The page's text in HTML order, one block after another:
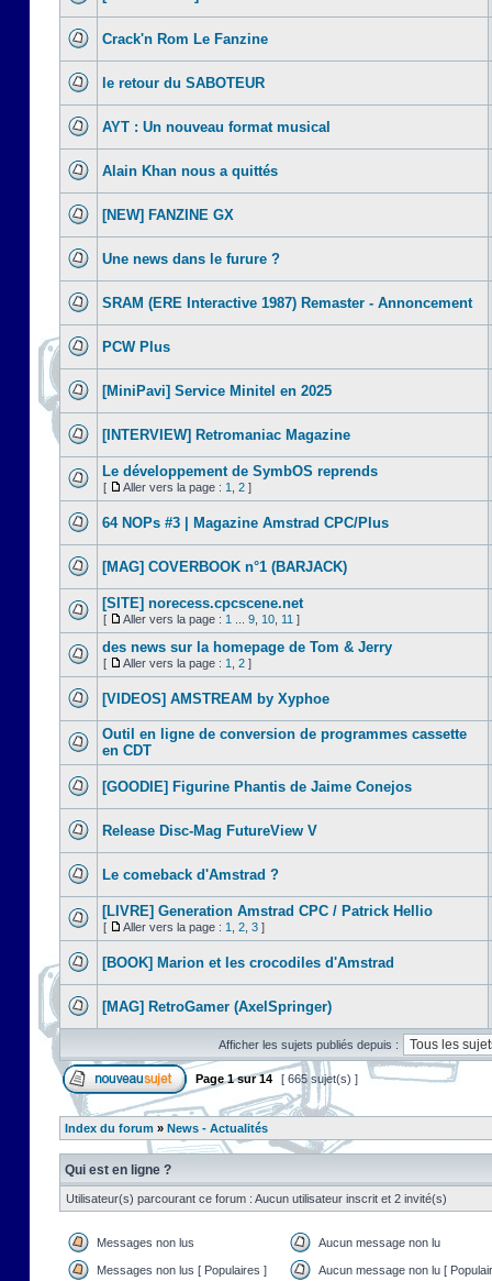
Crack'n Rom Le Fanzine
le retour du SABOTEUR
AYT : Un nouveau format musical
Alain Khan nous a quittés
[NEW] FANZINE GX
Une news dans le furure ?
SRAM (ERE Interactive 1987) Remaster - Annoncement
PCW Plus
[MiniPavi] Service Minitel en 2025
[INTERVIEW] Retromaniac Magazine
Le développement de SymbOS reprends
[ Aller vers la page : 1 2 ]
64 NOPs #3 | Magazine Amstrad CPC/Plus
[MAG] COVERBOOK n°1 (BARJACK)
[SITE] norecess.cpcscene.net
[ Aller vers la page : 1 9 10 11 ]
des news sur la homepage de Tom & Jerry
[ Aller vers la page : 1 2 ]
[VIDEOS] AMSTREAM by Xyphoe
Outil en ligne de conversion de programmes cassette
en CDT
[GOODIE] Figurine Phantis de Jaime Conejos
Release Disc-Mag FutureView V
Le comeback d'Amstrad ?
[LIVRE] Generation Amstrad CPC / Patrick Hellio
[ Aller vers la page : 1 2 3 ]
[BOOK] Marion et les crocodiles d'Amstrad
[MAG] RetroGamer (AxelSpringer)
Afficher les sujets publiés depuis :
Page1sur14 [ 665 sujet(s) ]
Index du forum » News - Actualités
Qui est en ligne ?
Utilisateur(s) parcourant ce forum : Aucun utilisateur inscrit et 2 invité(s)
Messages non lus Aucun message non lu
Messages non lus [ Populaires ] Aucun message non lu [